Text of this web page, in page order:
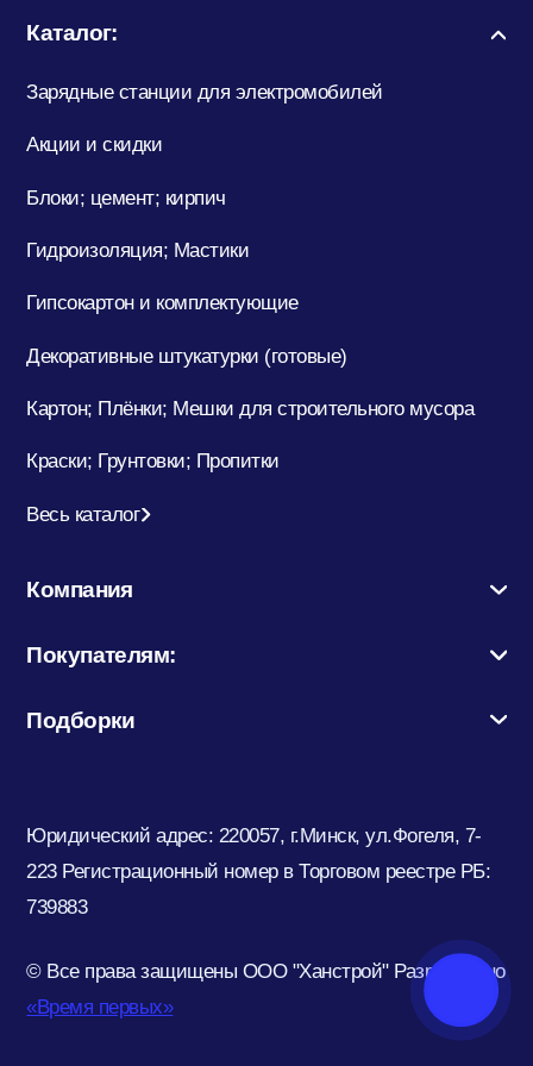
Каталог:
Зарядные станции для электромобилей
Акции и скидки
Блоки; цемент; кирпич
Гидроизоляция; Мастики
Гипсокартон и комплектующие
Декоративные штукатурки (готовые)
Картон; Плёнки; Мешки для строительного мусора
Краски; Грунтовки; Пропитки
Весь каталог
Компания
Покупателям:
Подборки
Юридический адрес: 220057, г.Минск, ул.Фогеля, 7-
223 Регистрационный номер в Торговом реестре РБ:
739883
© Все права защищены ООО "Ханстрой" Разработано
«Время первых»